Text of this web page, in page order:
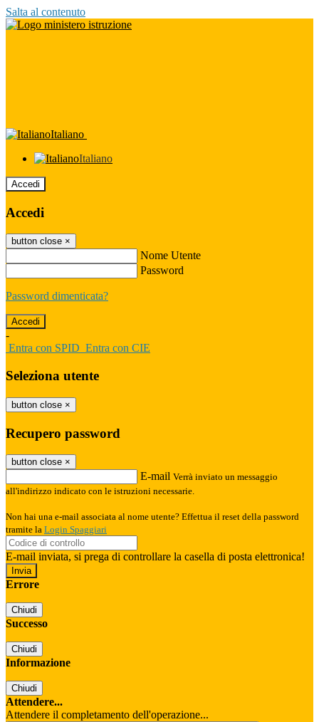
Salta al contenuto
Italiano
Italiano
Accedi
Accedi
button close ×
Nome Utente
Password
Password dimenticata?
-
Entra con SPID Entra con CIE
Seleziona utente
button close ×
Recupero password
button close ×
E-mail Verrà inviato un messaggio
all'indirizzo indicato con le istruzioni necessarie.
Non hai una e-mail associata al nome utente? Effettua il reset della password
tramite la Login Spaggiari
E-mail inviata, si prega di controllare la casella di posta elettronica!
Errore
Chiudi
Successo
Chiudi
Informazione
Chiudi
Attendere...
Attendere il completamento dell'operazione...